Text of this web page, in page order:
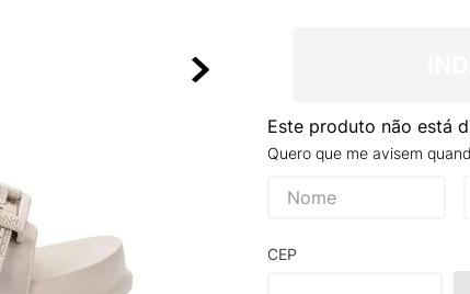
Este produto não está
Quero que me avisem
CEP